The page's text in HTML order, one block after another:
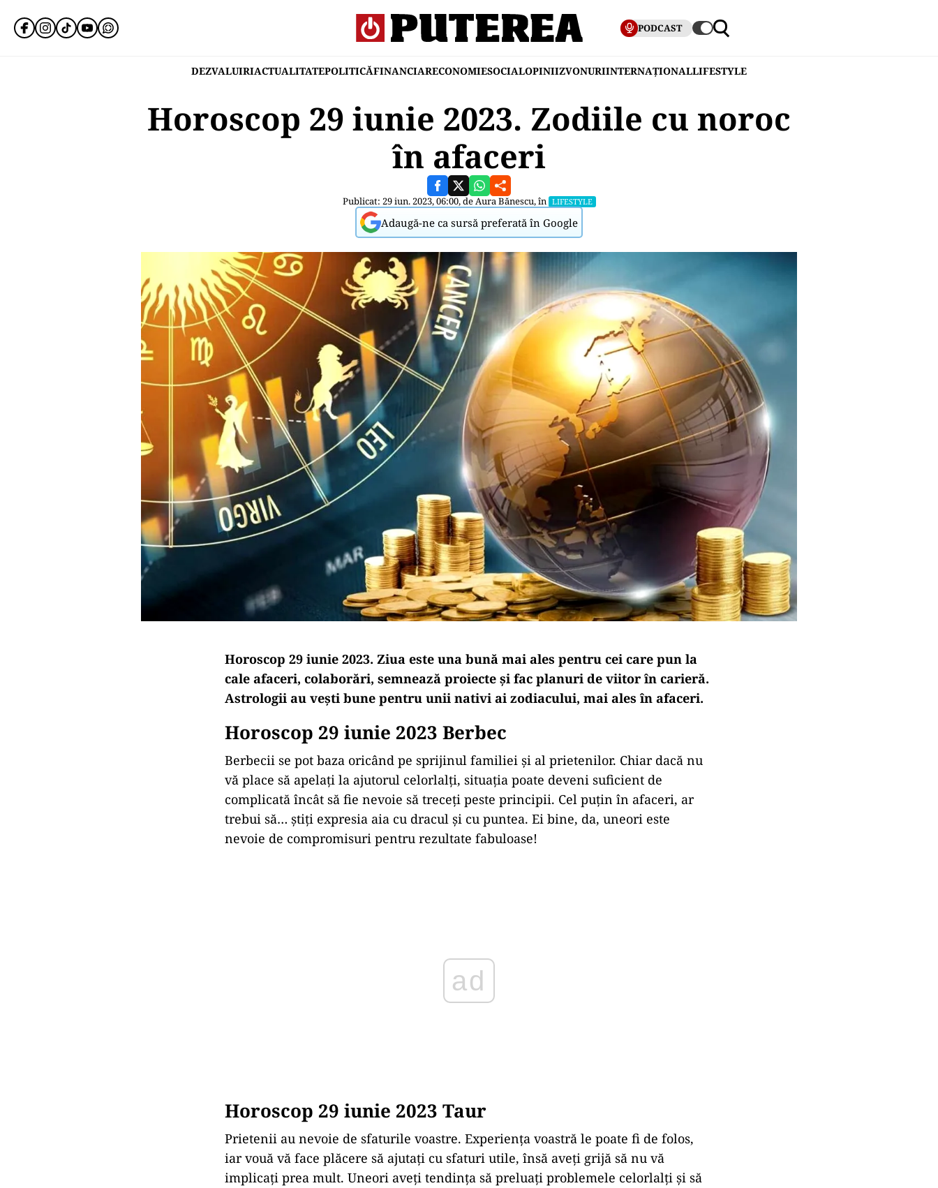
PODCAST
DEZVALUIRIACTUALITATEPOLITICĂFINANCIARECONOMIESOCIALOPINIIZVONURIINTERNAȚIONALLIFESTYLE
Horoscop 29 iunie 2023. Zodiile cu noroc
în afaceri
Publicat: 29 iun. 2023, 06:00, deAura Bănescu, în LIFESTYLE
Adaugă-ne ca sursă preferată în Google
Horoscop 29 iunie 2023. Ziua este una bună mai ales pentru cei care pun la
cale afaceri, colaborări, semnează proiecte și fac planuri de viitor în carieră.
Astrologii au veşti bune pentru unii nativi ai zodiacului, mai ales în afaceri.
Horoscop 29 iunie 2023 Berbec
Berbecii se pot baza oricând pe sprijinul familiei și al prietenilor. Chiar dacă nu
vă place să apelați la ajutorul celorlalți, situația poate deveni suficient de
complicată încât să fie nevoie să treceți peste principii. Cel puțin în afaceri, ar
trebui să… știți expresia aia cu dracul și cu puntea. Ei bine, da, uneori este
nevoie de compromisuri pentru rezultate fabuloase!
Horoscop 29 iunie 2023 Taur
Prietenii au nevoie de sfaturile voastre. Experiența voastră le poate fi de folos,
iar vouă vă face plăcere să ajutați cu sfaturi utile, însă aveți grijă să nu vă
implicați prea mult. Uneori aveți tendința să preluați problemele celorlalți și să